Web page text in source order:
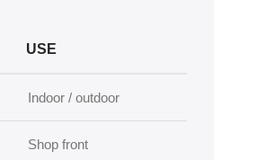
USE
Indoor / outdoor
Shop front